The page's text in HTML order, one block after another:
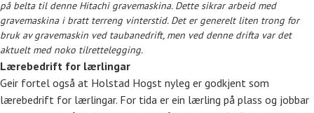
på belta til denne Hitachi gravemaskina. Dette sikrar arbeid med
gravemaskina i bratt terreng vinterstid. Det er generelt liten trong for
bruk av gravemaskin ved taubanedrift, men ved denne drifta var det
aktuelt med noko tilrettelegging.
Lærebedrift for lærlingar
Geir fortel også at Holstad Hogst nyleg er godkjent som
lærebedrift for lærlingar. For tida er ein lærling på plass og jobbar